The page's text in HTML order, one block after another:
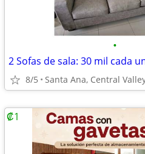
•
2 Sofas de sala: 30 mil cada
8/5 Santa Ana, Central
₡1